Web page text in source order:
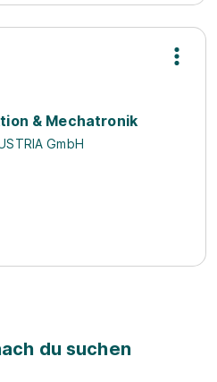
& Mechatronik
GmbH
du suchen